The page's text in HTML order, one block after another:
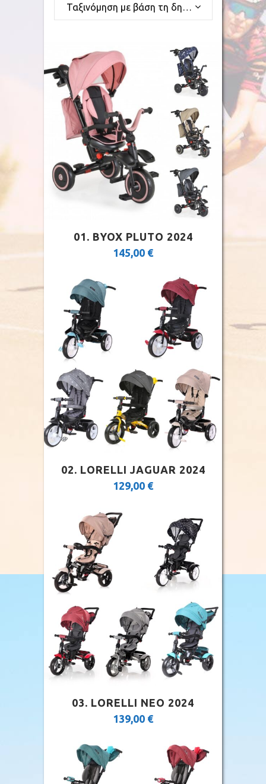
Ταξινόμηση με βάση τη δημοφιλία
01. BYOX PLUTO 2024
145,00 €
02. LORELLI JAGUAR 2024
129,00 €
03. LORELLI NEO 2024
139,00 €